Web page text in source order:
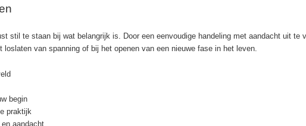
stil te staan bij wat belangrijk is. Door een eenvoudige handeling met aandacht uit te
van spanning of bij het openen van een nieuwe fase in het leven.
begin
praktijk
aandacht